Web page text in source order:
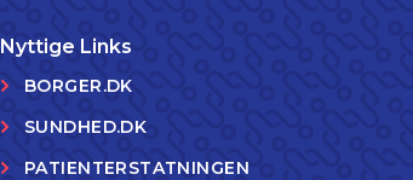
Nyttige Links
BORGER.DK
SUNDHED.DK
PATIENTERSTATNINGEN